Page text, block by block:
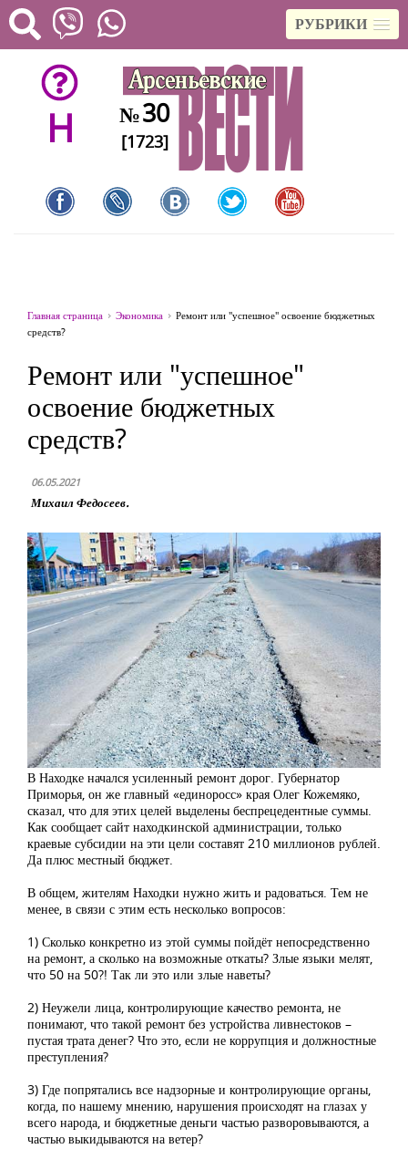
РУБРИКИ
H №30
[1723]
Главная страница Экономика
Ремонт или "успешное" освоение бюджетных
средств?
Ремонт или "успешное"
освоение бюджетных
средств?
06.05.2021
Михаил Федосеев.
В Находке начался усиленный ремонт дорог. Губернатор
Приморья, он же главный «единоросс» края Олег Кожемяко,
сказал, что для этих целей выделены беспрецедентные суммы.
Как сообщает сайт находкинской администрации, только
краевые субсидии на эти цели составят 210 миллионов рублей.
Да плюс местный бюджет.
В общем, жителям Находки нужно жить и радоваться. Тем не
менее, в связи с этим есть несколько вопросов:
1) Сколько конкретно из этой суммы пойдёт непосредственно
на ремонт, а сколько на возможные откаты? Злые языки мелят,
что 50 на 50?! Так ли это или злые наветы?
2) Неужели лица, контролирующие качество ремонта, не
понимают, что такой ремонт без устройства ливнестоков –
пустая трата денег? Что это, если не коррупция и должностные
преступления?
3) Где попрятались все надзорные и контролирующие органы,
когда, по нашему мнению, нарушения происходят на глазах у
всего народа, и бюджетные деньги частью разворовываются, а
частью выкидываются на ветер?